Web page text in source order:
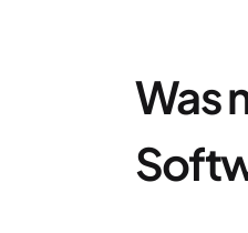
Was